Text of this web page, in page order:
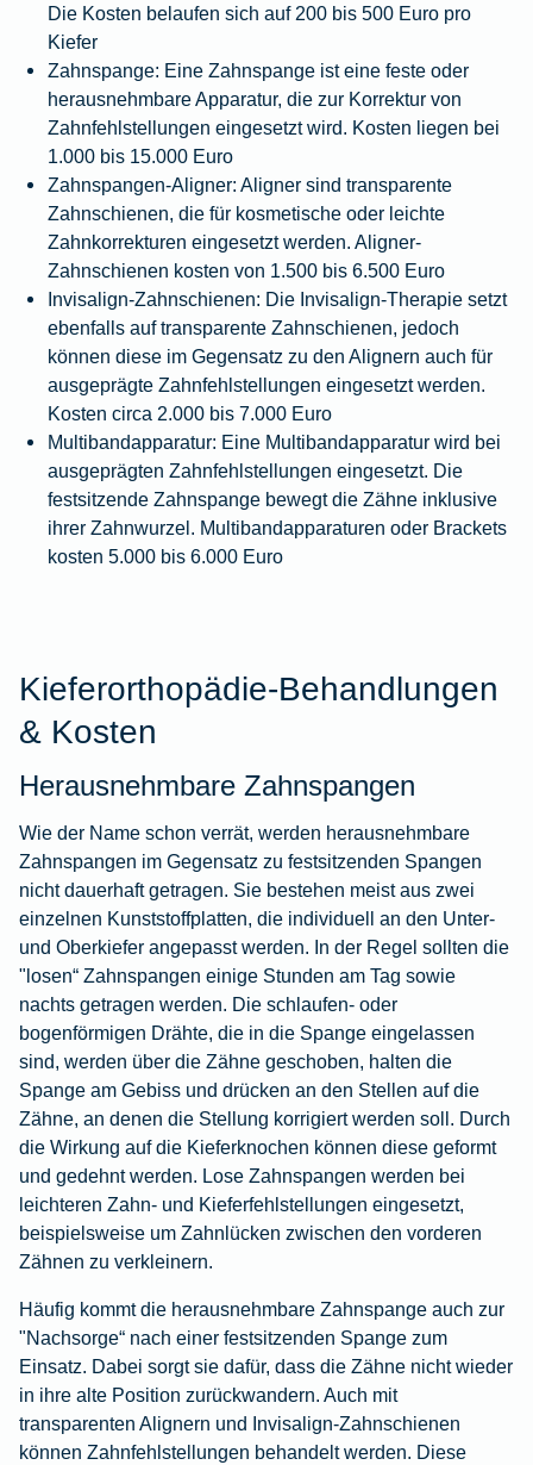
Die Kosten belaufen sich auf 200 bis 500 Euro pro
Kiefer
Zahnspange: Eine Zahnspange ist eine feste oder
herausnehmbare Apparatur, die zur Korrektur von
Zahnfehlstellungen eingesetzt wird. Kosten liegen bei
1.000 bis 15.000 Euro
Zahnspangen-Aligner: Aligner sind transparente
Zahnschienen, die für kosmetische oder leichte
Zahnkorrekturen eingesetzt werden. Aligner-
Zahnschienen kosten von 1.500 bis 6.500 Euro
Invisalign-Zahnschienen: Die Invisalign-Therapie setzt
ebenfalls auf transparente Zahnschienen, jedoch
können diese im Gegensatz zu den Alignern auch für
ausgeprägte Zahnfehlstellungen eingesetzt werden.
Kosten circa 2.000 bis 7.000 Euro
Multibandapparatur: Eine Multibandapparatur wird bei
ausgeprägten Zahnfehlstellungen eingesetzt. Die
festsitzende Zahnspange bewegt die Zähne inklusive
ihrer Zahnwurzel. Multibandapparaturen oder Brackets
kosten 5.000 bis 6.000 Euro
Kieferorthopädie-Behandlungen
& Kosten
Herausnehmbare Zahnspangen
Wie der Name schon verrät, werden herausnehmbare
Zahnspangen im Gegensatz zu festsitzenden Spangen
nicht dauerhaft getragen. Sie bestehen meist aus zwei
einzelnen Kunststoffplatten, die individuell an den Unter-
und Oberkiefer angepasst werden. In der Regel sollten die
"losen“ Zahnspangen einige Stunden am Tag sowie
nachts getragen werden. Die schlaufen- oder
bogenförmigen Drähte, die in die Spange eingelassen
sind, werden über die Zähne geschoben, halten die
Spange am Gebiss und drücken an den Stellen auf die
Zähne, an denen die Stellung korrigiert werden soll. Durch
die Wirkung auf die Kieferknochen können diese geformt
und gedehnt werden. Lose Zahnspangen werden bei
leichteren Zahn- und Kieferfehlstellungen eingesetzt,
beispielsweise um Zahnlücken zwischen den vorderen
Zähnen zu verkleinern.
Häufig kommt die herausnehmbare Zahnspange auch zur
"Nachsorge“ nach einer festsitzenden Spange zum
Einsatz. Dabei sorgt sie dafür, dass die Zähne nicht wieder
in ihre alte Position zurückwandern. Auch mit
transparenten Alignern und Invisalign-Zahnschienen
können Zahnfehlstellungen behandelt werden. Diese